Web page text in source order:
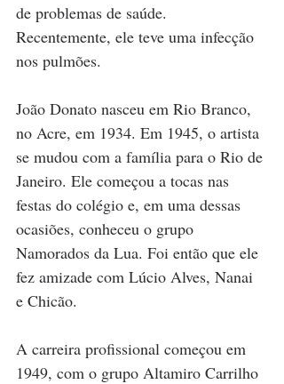
de problemas de saúde.
Recentemente, ele teve uma infecção
nos pulmões.
João Donato nasceu em Rio Branco,
no Acre, em 1934. Em 1945, o artista
se mudou com a família para o Rio de
Janeiro. Ele começou a tocas nas
festas do colégio e, em uma dessas
ocasiões, conheceu o grupo
Namorados da Lua. Foi então que ele
fez amizade com Lúcio Alves, Nanai
e Chicão.
A carreira profissional começou em
1949, com o grupo Altamiro Carrilho